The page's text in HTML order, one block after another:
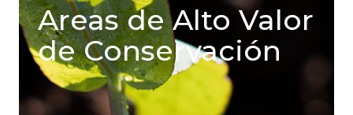
Areas de Alto Valor
de Conservación